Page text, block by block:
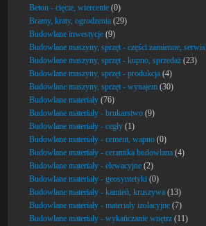
Beton - cięcie, wiercenie (0)
Bramy, kraty, ogrodzenia (29)
Budowlane inwestycje (9)
Budowlane maszyny, sprzęt - części zamienne, serwis
Budowlane maszyny, sprzęt - kupno, sprzedaż (23)
Budowlane maszyny, sprzęt - produkcja (4)
Budowlane maszyny, sprzęt - wynajem (30)
Budowlane materiały (76)
Budowlane materiały - brukarstwo (9)
Budowlane materiały - cegły (1)
Budowlane materiały - cement, wapno (0)
Budowlane materiały - ceramika budowlana (4)
Budowlane materiały - elewacyjne (2)
Budowlane materiały - geosyntetyki (0)
Budowlane materiały - kamień, kruszywa (13)
Budowlane materiały - materiały izolacyjne (7)
Budowlane materiały - wykańczanie wnętrz (11)